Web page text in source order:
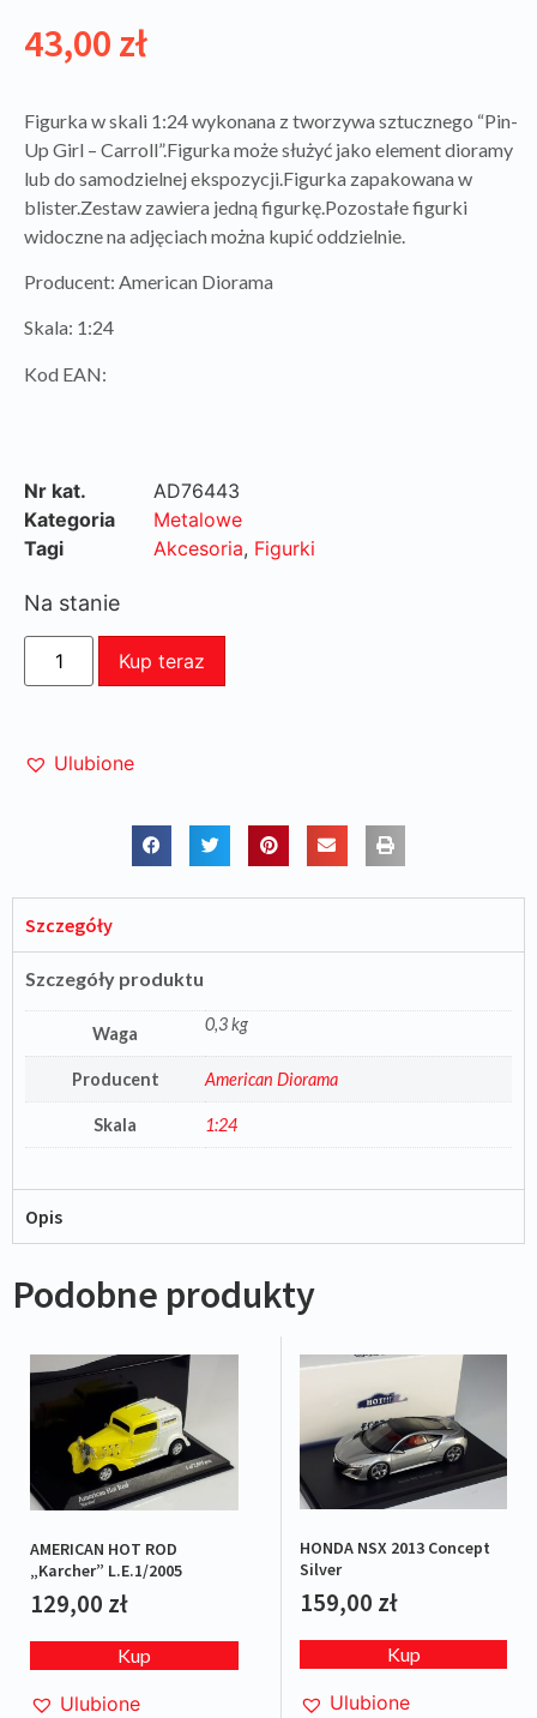
43,00 zł
Figurka w skali 1:24 wykonana z tworzywa sztucznego “Pin-
Up Girl – Carroll”.Figurka może służyć jako element dioramy
lub do samodzielnej ekspozycji.Figurka zapakowana w
blister.Zestaw zawiera jedną figurkę.Pozostałe figurki
widoczne na adjęciach można kupić oddzielnie.
Producent: American Diorama
Skala: 1:24
Kod EAN:
Nr kat.
AD76443
Kategoria
Metalowe
Tagi
Akcesoria, Figurki
Na stanie
Kup teraz
Ulubione
Szczegóły
Szczegóły produktu
Waga 0,3 kg
Producent American Diorama
Skala 1:24
Opis
Podobne produkty
AMERICAN HOT ROD
„Karcher” L.E.1/2005
129,00 zł
Kup
Ulubione
HONDA NSX 2013 Concept
Silver
159,00 zł
Kup
Ulubione